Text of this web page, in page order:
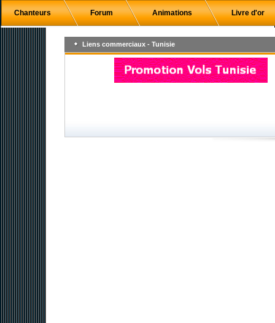
Chanteurs Forum Animations Livre d'or
Liens commerciaux - Tunisie